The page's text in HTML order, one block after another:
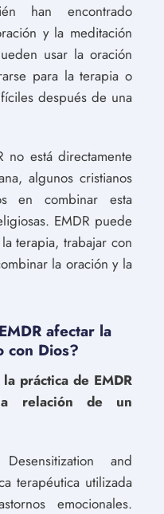
han encontrado
y la meditación
usar la oración
para la terapia o
después de una
no está directamente
algunos cristianos
en combinar esta
EMDR puede
terapia, trabajar con
la oración y la
afectar la
con Dios?
práctica de EMDR
la relación de un
and
terapéutica utilizada
emocionales.